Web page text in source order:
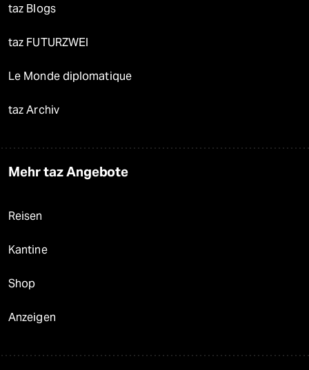
taz Blogs
taz FUTURZWEI
Le Monde diplomatique
taz Archiv
Mehr taz Angebote
Reisen
Kantine
Shop
Anzeigen